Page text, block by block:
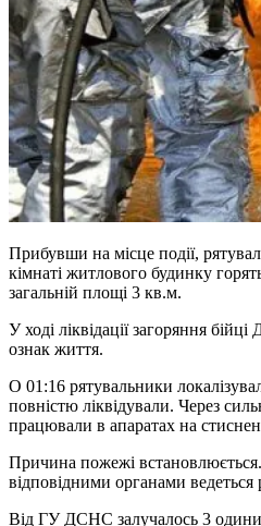
Прибувши на місце події,
кімнаті житлового будинку
загальній площі 3 кв.м.
У ході ліквідації загоряння
ознак життя.
О 01:16 рятувальники
повністю ліквідували. Через
працювали в апаратах на
Причина пожежі
відповідними органами ведеться
Від ГУ ДСНС залучалось 3